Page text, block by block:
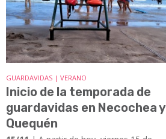
GUARDAVIDAS | VERANO
Inicio de la temporada de
guardavidas en Necochea y
Quequén